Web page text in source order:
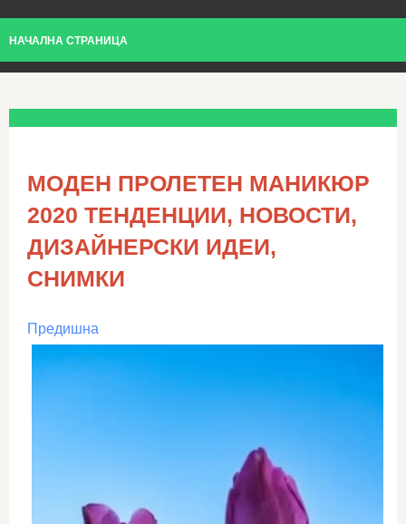
НАЧАЛНА СТРАНИЦА
МОДЕН ПРОЛЕТЕН МАНИКЮР
2020 ТЕНДЕНЦИИ, НОВОСТИ,
ДИЗАЙНЕРСКИ ИДЕИ,
СНИМКИ
Предишна